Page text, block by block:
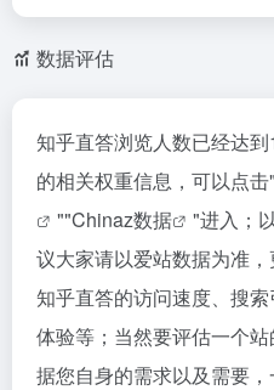
数据评估
知乎直答浏览人数已经达
的相关权重信息，可以点击"
""Chinaz数据
"进入；
议大家请以爱站数据为准
知乎直答的访问速度、搜
体验等；当然要评估一个
据您自身的需求以及需要